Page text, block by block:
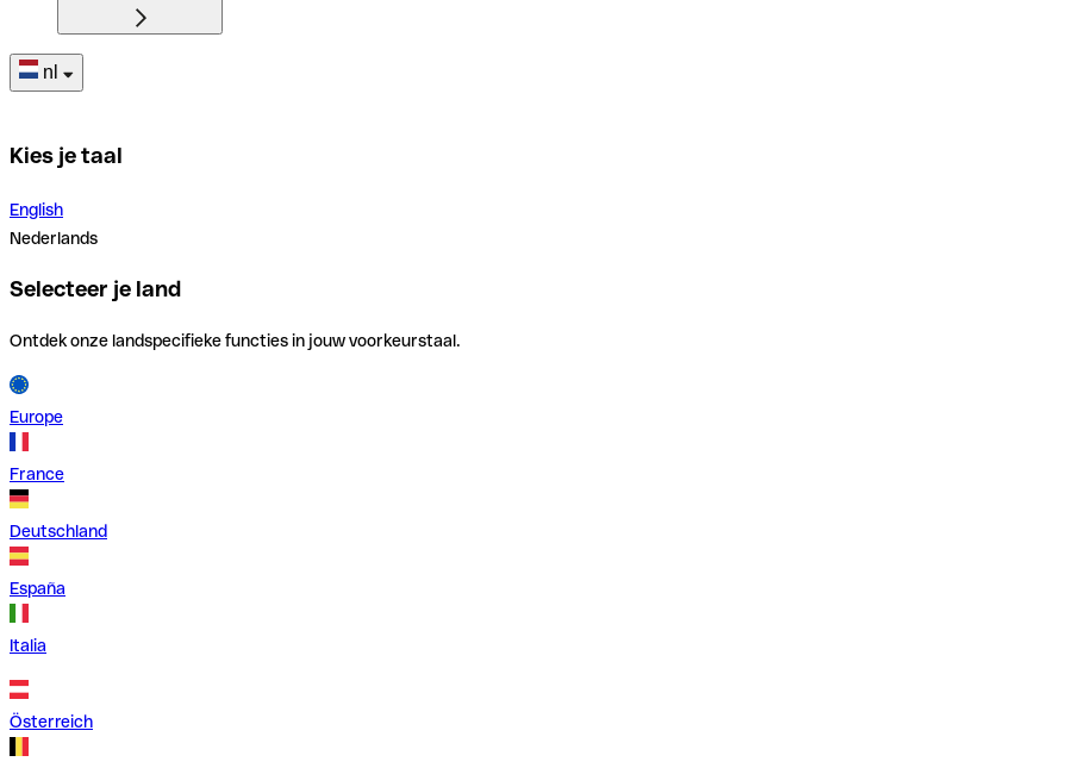
nl
Kies je taal
English
Nederlands
Selecteer je land
Ontdek onze landspecifieke functies in jouw voorkeurstaal.
Europe
France
Deutschland
España
Italia
Österreich